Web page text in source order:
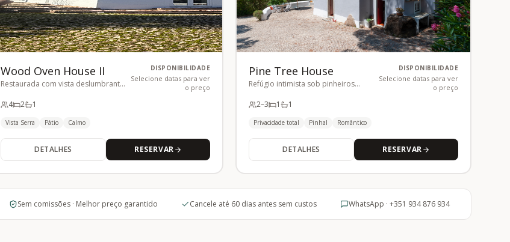
Wood Oven House II
Restaurada com vista deslumbrante
DISPONIBILIDADE
Selecione datas para ver
o preço
4 2 1
Vista Serra Pátio Calmo
DETALHES RESERVAR
Pine Tree House
Refúgio intimista sob pinheiros
DISPONIBILIDADE
Selecione datas para ver
o preço
2–3 1 1
Privacidade total Pinhal Romântico
DETALHES RESERVAR
Sem comissões · Melhor preço garantido Cancele até 60 dias antes sem custos WhatsApp · +351 934 876 934